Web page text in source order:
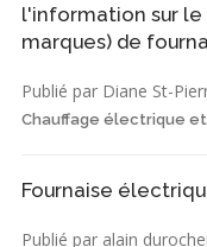
l'information sur
marques) de
Publié par Diane St-
Chauffage électrique
Fournaise
Publié par alain